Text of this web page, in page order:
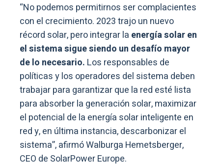
“No podemos permitirnos ser complacientes
con el crecimiento. 2023 trajo un nuevo
récord solar, pero integrar la energía solar en
el sistema sigue siendo un desafío mayor
de lo necesario. Los responsables de
políticas y los operadores del sistema deben
trabajar para garantizar que la red esté lista
para absorber la generación solar, maximizar
el potencial de la energía solar inteligente en
red y, en última instancia, descarbonizar el
sistema”, afirmó Walburga Hemetsberger,
CEO de SolarPower Europe.